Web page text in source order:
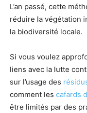
L’an passé, cette
réduire la végétation
la biodiversité locale.
Si vous voulez
liens avec la lutte
sur l’usage des
comment les cafards
être limités par des